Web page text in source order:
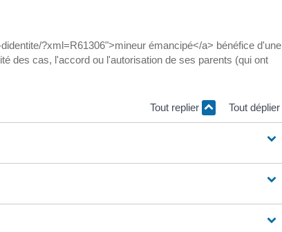
?xml=R61306">mineur émancipé</a> bénéfice d'une
des cas, l'accord ou l'autorisation de ses parents (qui ont
Tout replier Tout déplier